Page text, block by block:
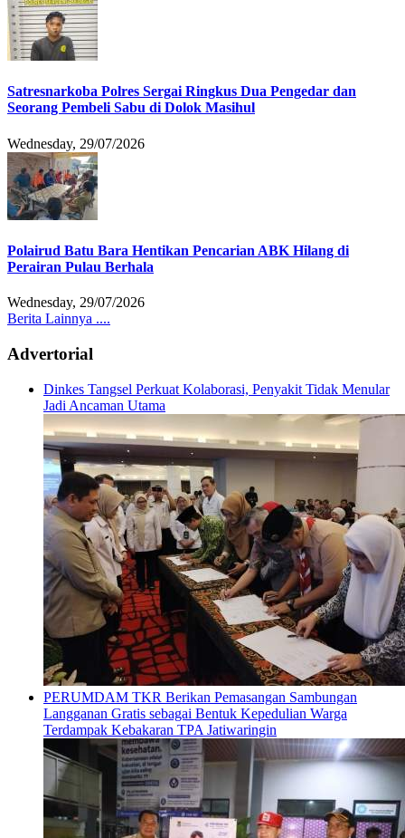
Satresnarkoba Polres Sergai Ringkus Dua Pengedar dan
Seorang Pembeli Sabu di Dolok Masihul
Wednesday, 29/07/2026
Polairud Batu Bara Hentikan Pencarian ABK Hilang di
Perairan Pulau Berhala
Wednesday, 29/07/2026
Berita Lainnya ....
Advertorial
Dinkes Tangsel Perkuat Kolaborasi, Penyakit Tidak Menular
Jadi Ancaman Utama
PERUMDAM TKR Berikan Pemasangan Sambungan
Langganan Gratis sebagai Bentuk Kepedulian Warga
Terdampak Kebakaran TPA Jatiwaringin